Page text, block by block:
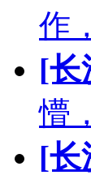
作
[长
懵
[长